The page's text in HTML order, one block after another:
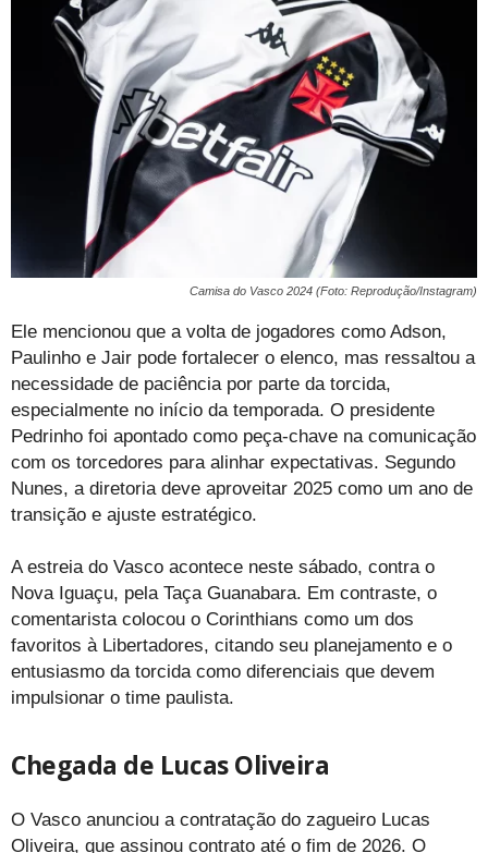
Camisa do Vasco 2024 (Foto: Reprodução/Instagram)
Ele mencionou que a volta de jogadores como Adson,
Paulinho e Jair pode fortalecer o elenco, mas ressaltou a
necessidade de paciência por parte da torcida,
especialmente no início da temporada. O presidente
Pedrinho foi apontado como peça-chave na comunicação
com os torcedores para alinhar expectativas. Segundo
Nunes, a diretoria deve aproveitar 2025 como um ano de
transição e ajuste estratégico.
A estreia do Vasco acontece neste sábado, contra o
Nova Iguaçu, pela Taça Guanabara. Em contraste, o
comentarista colocou o Corinthians como um dos
favoritos à Libertadores, citando seu planejamento e o
entusiasmo da torcida como diferenciais que devem
impulsionar o time paulista.
Chegada de Lucas Oliveira
O Vasco anunciou a contratação do zagueiro Lucas
Oliveira, que assinou contrato até o fim de 2026. O